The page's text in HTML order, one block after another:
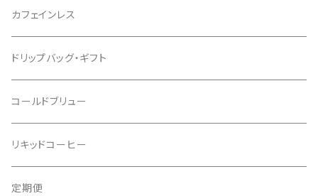
カフェインレス
ドリップバッグ・ギフト
コールドブリュー
リキッドコーヒー
定期便